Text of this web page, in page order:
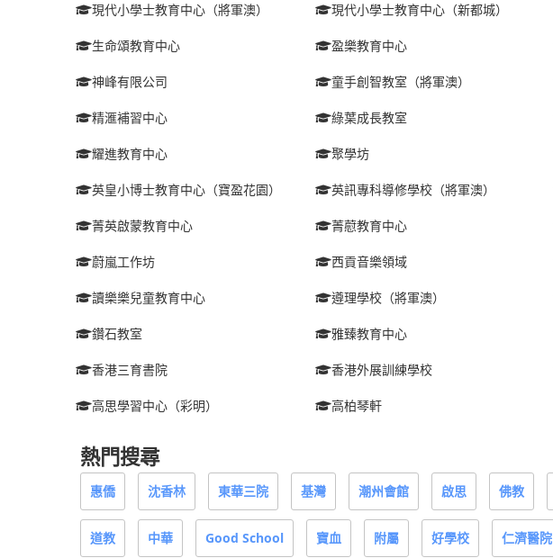
現代小學士教育中心（將軍澳） 現代小學士教育中心（新都城）
生命頌教育中心 盈樂教育中心
神峰有限公司 童手創智教室（將軍澳）
精滙補習中心 綠葉成長教室
耀進教育中心 聚學坊
英皇小博士教育中心（寶盈花園） 英訊專科導修學校（將軍澳）
菁英啟蒙教育中心 菁藯教育中心
蔚嵐工作坊 西貢音樂領域
讀樂樂兒童教育中心 遵理學校（將軍澳）
鑽石教室 雅臻教育中心
香港三育書院 香港外展訓練學校
高思學習中心（彩明） 高柏琴軒
熱門搜尋
惠僑 沈香林 東華三院 基灣 潮州會館 啟思 佛教
道教 中華 Good School 寶血 附屬 好學校 仁濟醫院